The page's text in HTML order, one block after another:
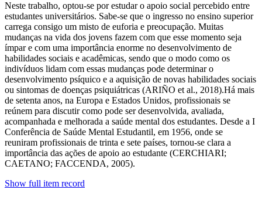
Neste trabalho, optou-se por estudar o apoio social percebido entre
estudantes universitários. Sabe-se que o ingresso no ensino superior
carrega consigo um misto de euforia e preocupação. Muitas
mudanças na vida dos jovens fazem com que esse momento seja
ímpar e com uma importância enorme no desenvolvimento de
habilidades sociais e acadêmicas, sendo que o modo como os
indivíduos lidam com essas mudanças pode determinar o
desenvolvimento psíquico e a aquisição de novas habilidades sociais
ou sintomas de doenças psiquiátricas (ARIÑO et al., 2018).Há mais
de setenta anos, na Europa e Estados Unidos, profissionais se
reúnem para discutir como pode ser desenvolvida, avaliada,
acompanhada e melhorada a saúde mental dos estudantes. Desde a I
Conferência de Saúde Mental Estudantil, em 1956, onde se
reuniram profissionais de trinta e sete países, tornou-se clara a
importância das ações de apoio ao estudante (CERCHIARI;
CAETANO; FACCENDA, 2005).
Show full item record